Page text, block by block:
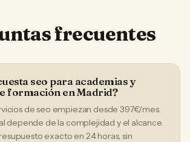
frecuentes
seo para academias y
formación en Madrid?
de seo empiezan desde 397€/mes.
depende de la complejidad y el alcance.
exacto en 24 horas, sin